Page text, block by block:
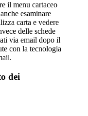
il menu cartaceo
esaminare
carta e vedere
delle schede
via email dopo il
con la tecnologia
dei